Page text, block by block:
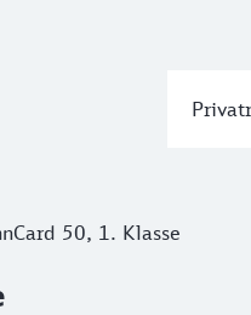
50, 1. Klasse